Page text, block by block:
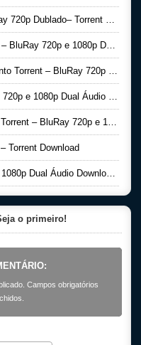
Dublado– Torrent Download
Dual Áudio 5.1 Download (2016)
e 1080p Dual Áudio 5.1 Download (2016)
Dual Áudio 5.1 Download (2016)
e 1080p Dual Áudio Download (2016)
Torrent Download
Dual Áudio Download (2016)
o primeiro!
Campos obrigatórios